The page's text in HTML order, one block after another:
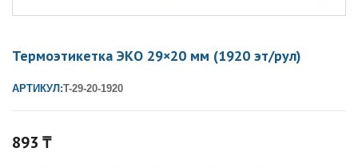
Термоэтикетка ЭКО 29×20 мм (1920 эт/рул)
АРТИКУЛ:T-29-20-1920
893 ₸